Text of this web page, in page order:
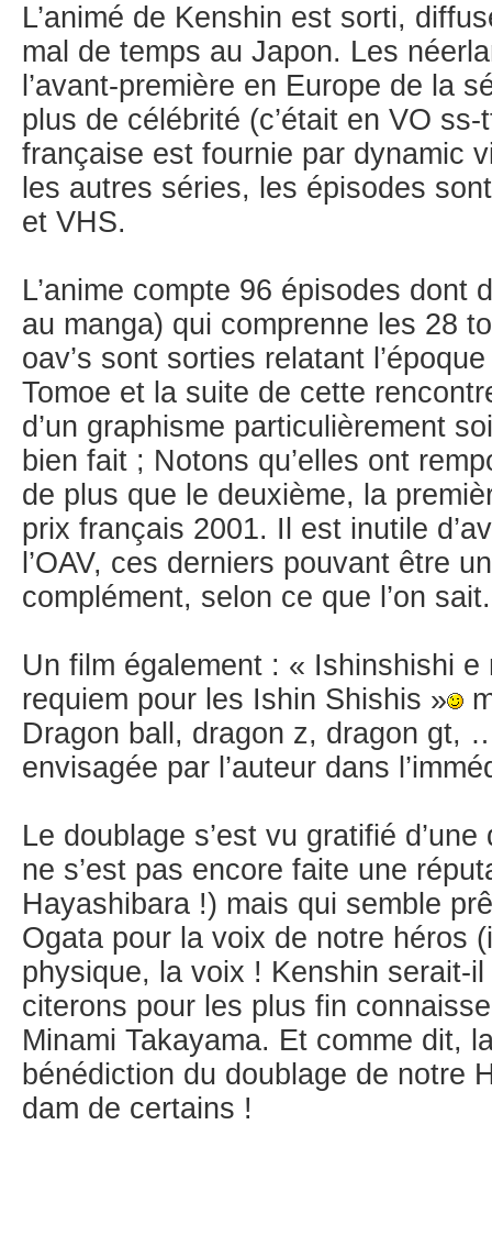
L’animé de Kenshin est sorti,
mal de temps au Japon. Les
l’avant-première en Europe de la
plus de célébrité (c’était en VO
française est fournie par dynamic
les autres séries, les épisodes
et VHS.
L’anime compte 96 épisodes dont
au manga) qui comprenne les 28
oav’s sont sorties relatant
Tomoe et la suite de cette
d’un graphisme particulièrement
bien fait ; Notons qu’elles ont
de plus que le deuxième, la
prix français 2001. Il est inutile
l’OAV, ces derniers pouvant être
complément, selon ce que l’on sait.
Un film également : « Ishinshishi
requiem pour les Ishin Shishis »
Dragon ball, dragon z, dragon gt,
envisagée par l’auteur dans
Le doublage s’est vu gratifié
ne s’est pas encore faite une
Hayashibara !) mais qui semble
Ogata pour la voix de notre héros
physique, la voix ! Kenshin serait-
citerons pour les plus fin
Minami Takayama. Et comme dit,
bénédiction du doublage de notre
dam de certains !